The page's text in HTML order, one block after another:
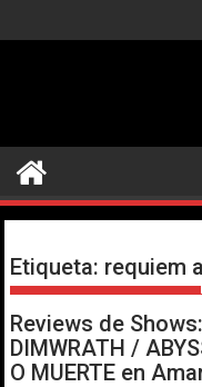
al
Etiqueta: requiem
Reviews de
DIMWRATH /
O MUERTE en